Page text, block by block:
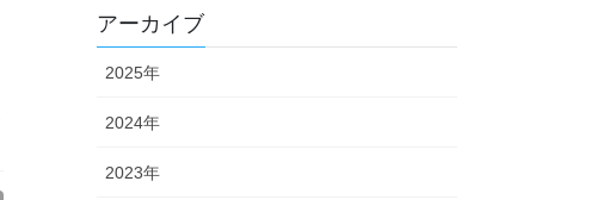
アーカイブ
2025年
2024年
2023年